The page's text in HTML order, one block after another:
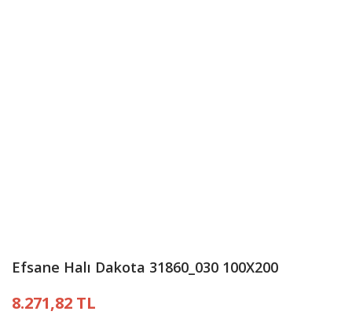
Efsane Halı Dakota 31860_030 100X200
8.271,82 TL